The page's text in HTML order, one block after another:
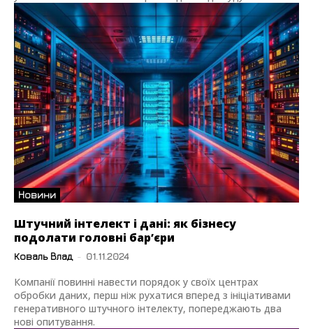
Новини
Штучний інтелект і дані: як бізнесу
подолати головні бар’єри
Коваль Влад - 01.11.2024
Компанії повинні навести порядок у своїх центрах
обробки даних, перш ніж рухатися вперед з ініціативами
генеративного штучного інтелекту, попереджають два
нові опитування.